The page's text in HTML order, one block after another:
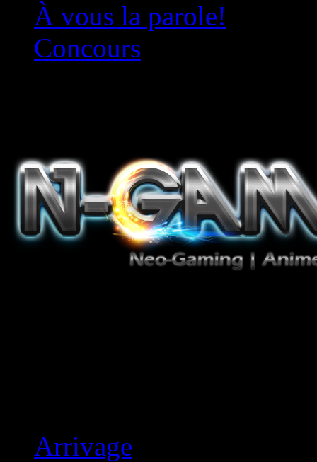
À vous la parole!
Concours
Arrivage